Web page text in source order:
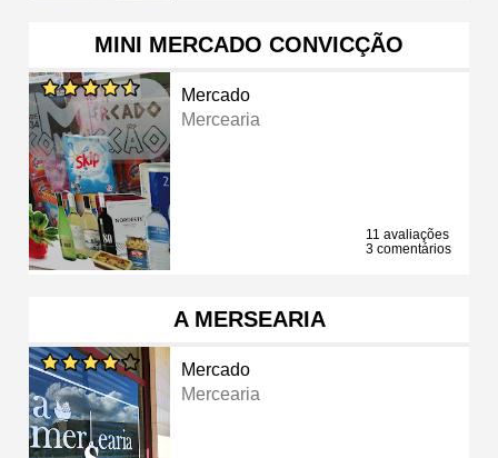
MINI MERCADO CONVICÇÃO
Mercado
Mercearia
11 avaliações
3 comentários
A MERSEARIA
Mercado
Mercearia